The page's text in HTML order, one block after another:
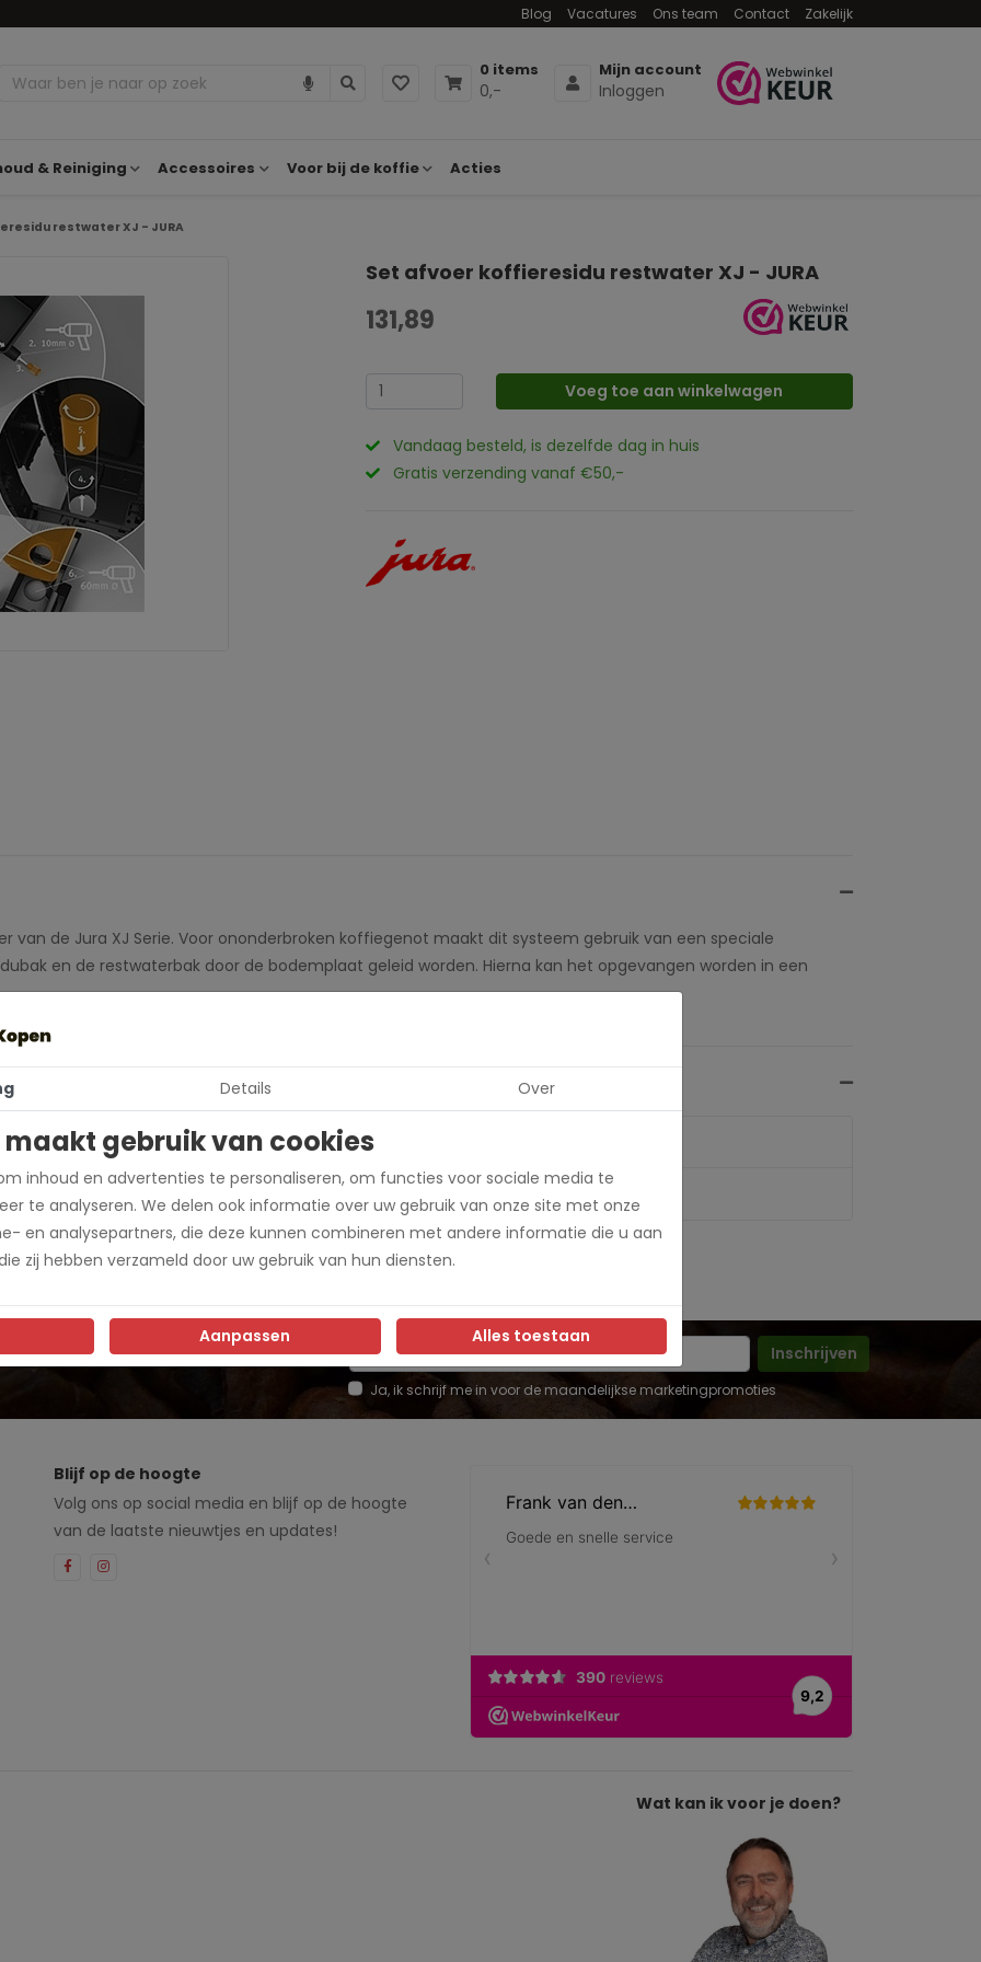
Blog Vacatures Ons team Contact Zakelijk
0 items
0,-
Mijn account
Inloggen
& Reiniging Accessoires Voor bij de koffie Acties
restwater XJ - JURA
Set afvoer koffieresidu restwater XJ - JURA
131,89
Voeg toe aan winkelwagen
Vandaag besteld, is dezelfde dag in huis
Gratis verzending vanaf €50,-
van de Jura XJ Serie. Voor ononderbroken koffiegenot maakt dit systeem gebruik van een speciale
en de restwaterbak door de bodemplaat geleid worden. Hierna kan het opgevangen worden in een
in voor onze
Inschrijven
Ja, ik schrijf me in voor de maandelijkse marketingpromoties
Blijf op de hoogte
Volg ons op social media en blijf op de hoogte
van de laatste nieuwtjes en updates!
Wat kan ik voor je doen?
Details Over
maakt gebruik van cookies
inhoud en advertenties te personaliseren, om functies voor sociale media te
te analyseren. We delen ook informatie over uw gebruik van onze site met onze
en analysepartners, die deze kunnen combineren met andere informatie die u aan
zij hebben verzameld door uw gebruik van hun diensten.
Aanpassen Alles toestaan